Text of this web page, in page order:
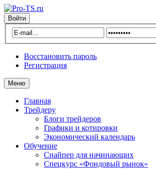
Войти
Восстановить пароль
Регистрация
Меню
Главная
Трейдеру
Блоги трейдеров
Графики и котировки
Экономический календарь
Обучение
Снайпер для начинающих
Спецкурс «Фондовый рынок»